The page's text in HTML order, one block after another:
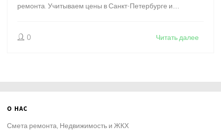
ремонта. Учитываем цены в Санкт-Петербурге и
0 Читать далее
О НАС
Смета ремонта, Недвижимость и ЖКХ